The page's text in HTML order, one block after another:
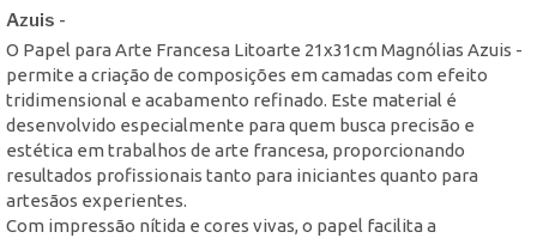
Azuis -
O Papel para Arte Francesa Litoarte 21x31cm Magnólias Azuis -
permite a criação de composições em camadas com efeito
tridimensional e acabamento refinado. Este material é
desenvolvido especialmente para quem busca precisão e
estética em trabalhos de arte francesa, proporcionando
resultados profissionais tanto para iniciantes quanto para
artesãos experientes.
Com impressão nítida e cores vivas, o papel facilita a